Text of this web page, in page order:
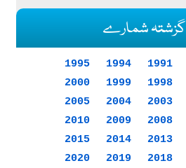
گزشتہ شمارے
1991
1994
1995
1998
1999
2000
2003
2004
2005
2008
2009
2010
2013
2014
2015
2018
2019
2020